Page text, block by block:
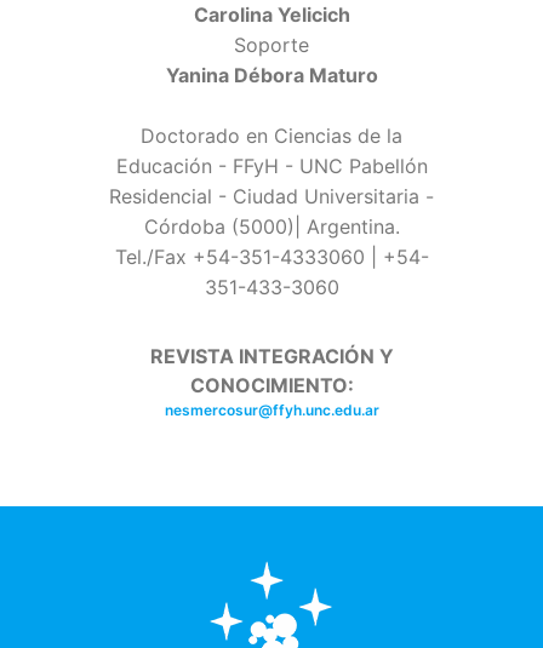
Carolina Yelicich
Soporte
Yanina Débora Maturo
Doctorado en Ciencias de la
Educación - FFyH - UNC Pabellón
Residencial - Ciudad Universitaria -
Córdoba (5000)| Argentina.
Tel./Fax +54-351-4333060 | +54-
351-433-3060
REVISTA INTEGRACIÓN Y
CONOCIMIENTO:
nesmercosur@ffyh.unc.edu.ar